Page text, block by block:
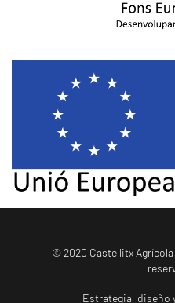
© 2020 Castellitx
Estrategia, diseño